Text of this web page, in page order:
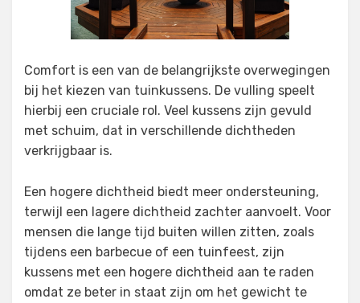
Comfort is een van de belangrijkste overwegingen
bij het kiezen van tuinkussens. De vulling speelt
hierbij een cruciale rol. Veel kussens zijn gevuld
met schuim, dat in verschillende dichtheden
verkrijgbaar is.
Een hogere dichtheid biedt meer ondersteuning,
terwijl een lagere dichtheid zachter aanvoelt. Voor
mensen die lange tijd buiten willen zitten, zoals
tijdens een barbecue of een tuinfeest, zijn
kussens met een hogere dichtheid aan te raden
omdat ze beter in staat zijn om het gewicht te